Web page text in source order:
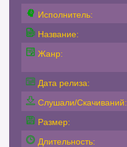
Исполнитель:
Название:
Жанр:
Дата релиза:
Слушали/Скачиваний:
Размер:
Длительность: